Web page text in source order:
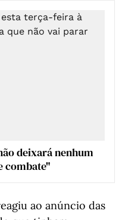
deixará nenhum
combate"
ao anúncio das